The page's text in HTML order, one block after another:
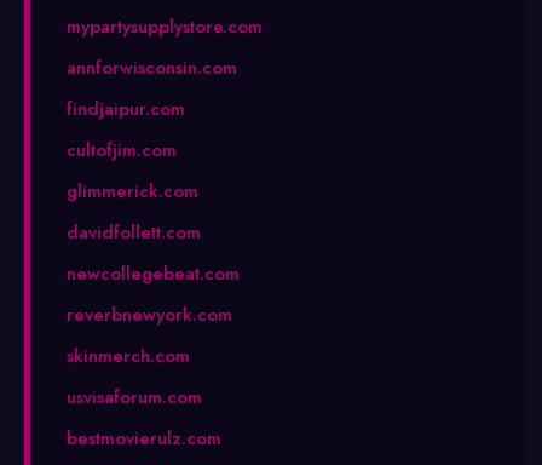
mypartysupplystore.com
annforwisconsin.com
findjaipur.com
cultofjim.com
glimmerick.com
davidfollett.com
newcollegebeat.com
reverbnewyork.com
skinmerch.com
usvisaforum.com
bestmovierulz.com